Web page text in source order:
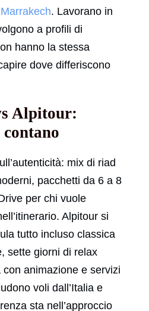
Marrakech. Lavorano in
a profili di
hanno la stessa
dove differiscono
Alpitour:
contano
mix di riad
pacchetti da 6 a 8
per chi vuole
Alpitour si
tutto incluso classica
sette giorni di relax
animazione e servizi
voli dall’Italia e
sta nell’approccio